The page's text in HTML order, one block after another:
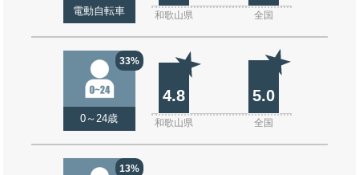
電動自転車 和歌山県 全国
33%
0～24歳
4.8 5.0
和歌山県 全国
13%